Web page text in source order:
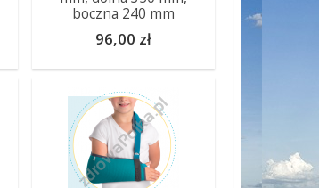
boczna 240 mm
96,00 zł